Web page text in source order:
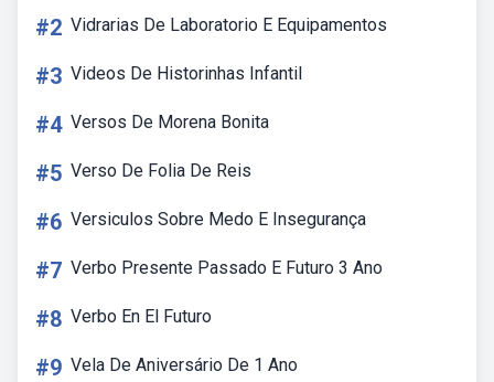
#2 Vidrarias De Laboratorio E Equipamentos
#3 Videos De Historinhas Infantil
#4 Versos De Morena Bonita
#5 Verso De Folia De Reis
#6 Versiculos Sobre Medo E Insegurança
#7 Verbo Presente Passado E Futuro 3 Ano
#8 Verbo En El Futuro
#9 Vela De Aniversário De 1 Ano